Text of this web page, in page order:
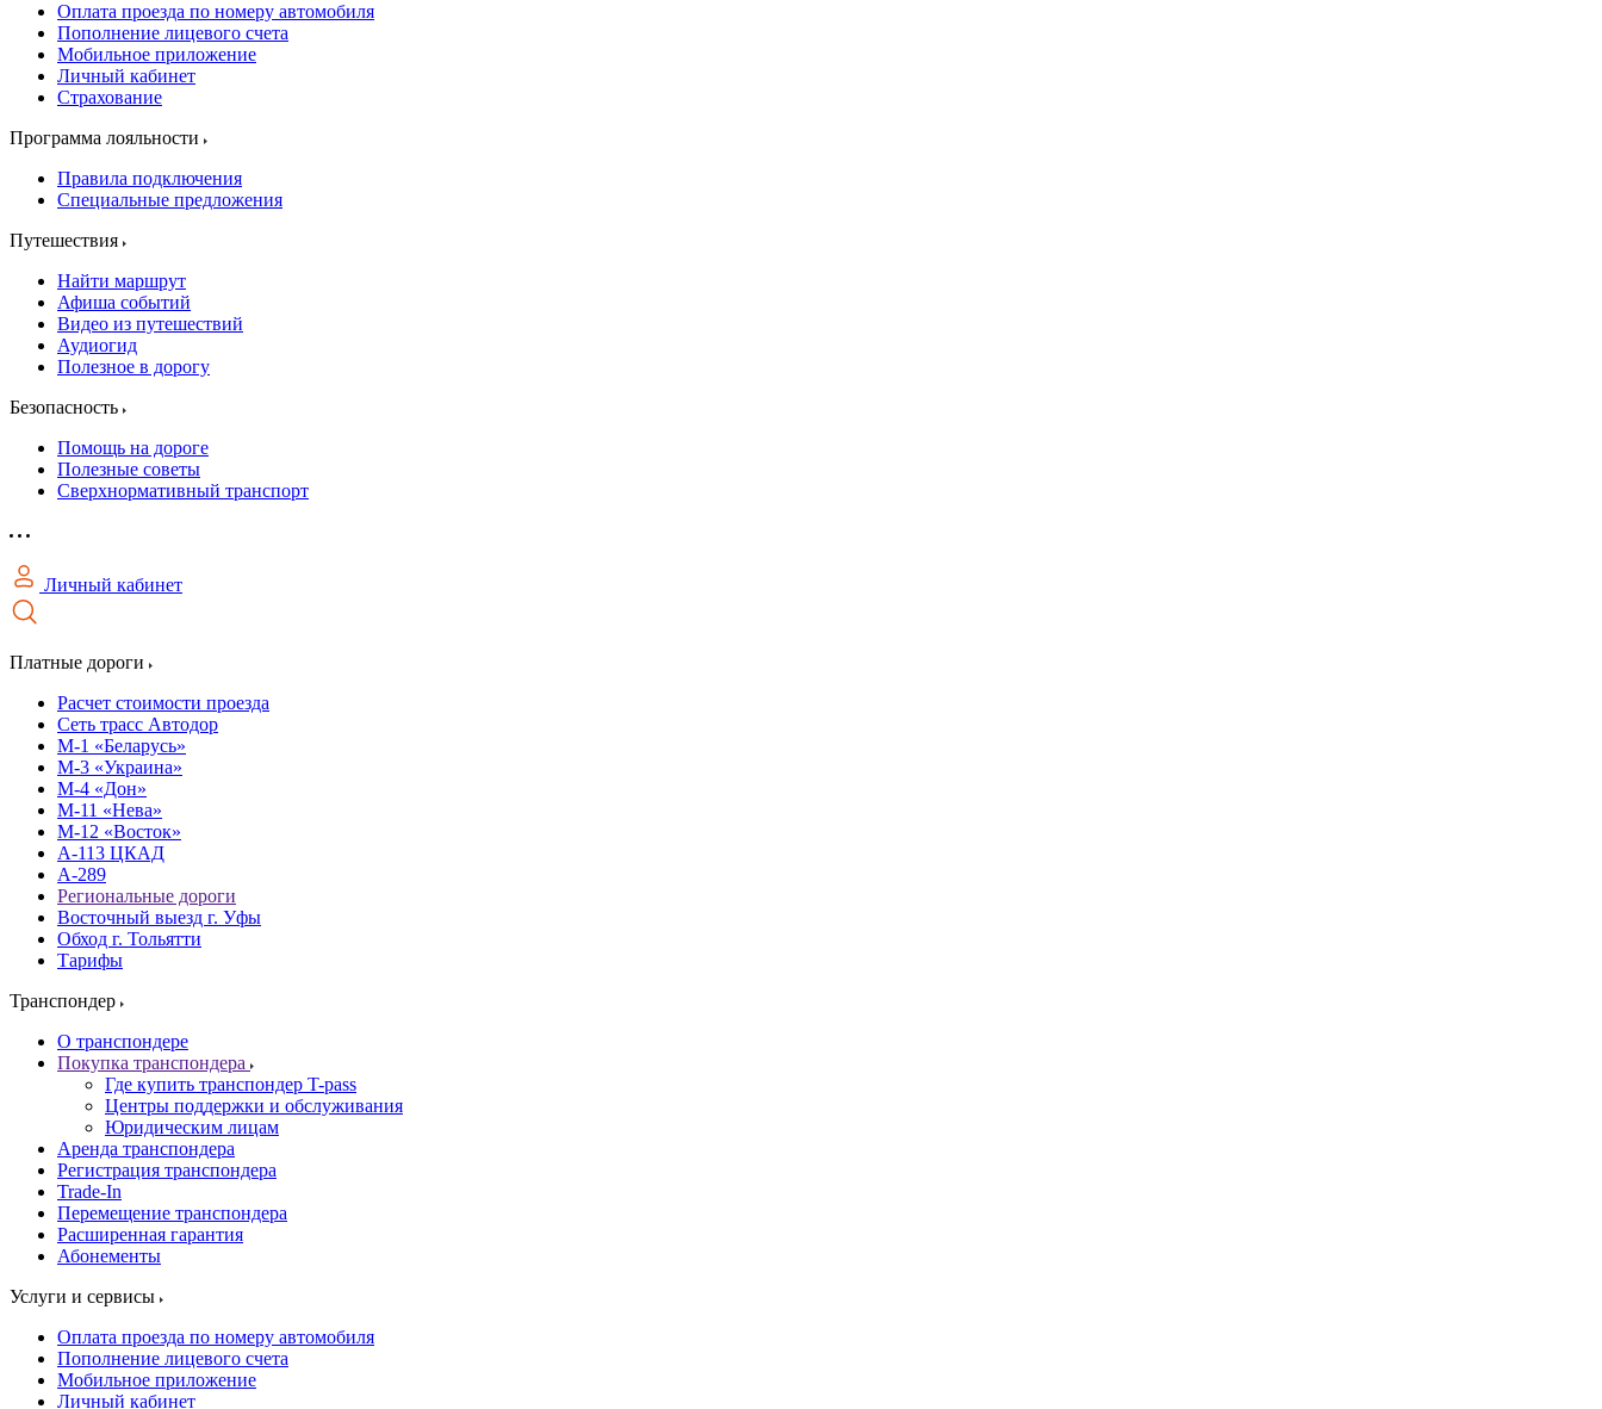
Оплата проезда по номеру автомобиля
Пополнение лицевого счета
Мобильное приложение
Личный кабинет
Страхование
Программа лояльности
Правила подключения
Специальные предложения
Путешествия
Найти маршрут
Афиша событий
Видео из путешествий
Аудиогид
Полезное в дорогу
Безопасность
Помощь на дороге
Полезные советы
Сверхнормативный транспорт
Личный кабинет
Платные дороги
Расчет стоимости проезда
Сеть трасс Автодор
М-1 «Беларусь»
М-3 «Украина»
М-4 «Дон»
М-11 «Нева»
М-12 «Восток»
А-113 ЦКАД
А-289
Региональные дороги
Восточный выезд г. Уфы
Обход г. Тольятти
Тарифы
Транспондер
О транспондере
Покупка транспондера
Где купить транспондер T-pass
Центры поддержки и обслуживания
Юридическим лицам
Аренда транспондера
Регистрация транспондера
Trade-In
Перемещение транспондера
Расширенная гарантия
Абонементы
Услуги и сервисы
Оплата проезда по номеру автомобиля
Пополнение лицевого счета
Мобильное приложение
Личный кабинет